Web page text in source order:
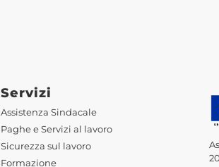
Servizi
Assistenza Sindacale
Paghe e Servizi al lavoro
Sicurezza sul lavoro
Formazione